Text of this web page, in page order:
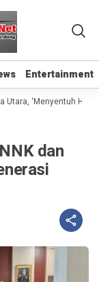
Entertainment
Entertainment
‘Menyentuh Hati
dan